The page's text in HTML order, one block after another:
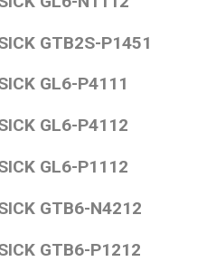
GTB2S-P1451
GL6-P4111
GL6-P4112
GL6-P1112
GTB6-N4212
GTB6-P1212